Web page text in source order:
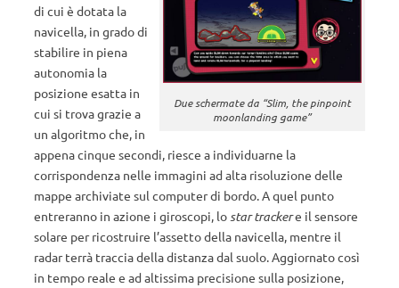
Due schermate da “Slim, the pinpoint
moonlanding game”
di cui è dotata la
navicella, in grado di
stabilire in piena
autonomia la
posizione esatta in
cui si trova grazie a
un algoritmo che, in
appena cinque secondi, riesce a individuarne la
corrispondenza nelle immagini ad alta risoluzione delle
mappe archiviate sul computer di bordo. A quel punto
entreranno in azione i giroscopi, lo star trackere il sensore
solare per ricostruire l’assetto della navicella, mentre il
radar terrà traccia della distanza dal suolo. Aggiornato così
in tempo reale e ad altissima precisione sulla posizione,